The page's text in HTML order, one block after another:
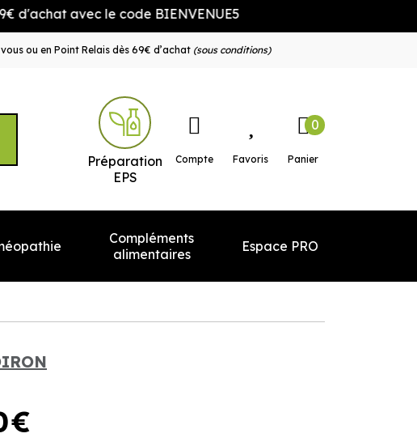
le code BIENVENUE5
ou en Point Relais dès 69€ d’achat (sous conditions)
à votre service
Préparation
EPS
Compte Favoris Panier
0
Compléments
alimentaires
Espace PRO
€